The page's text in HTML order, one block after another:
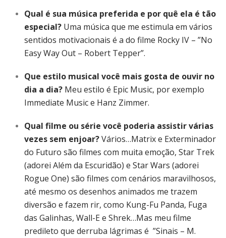
Qual é sua música preferida e por quê ela é tão
especial? Uma música que me estimula em vários
sentidos motivacionais é a do filme Rocky IV – ”No
Easy Way Out – Robert Tepper”.
Que estilo musical você mais gosta de ouvir no
dia a dia? Meu estilo é Epic Music, por exemplo
Immediate Music e Hanz Zimmer.
Qual filme ou série você poderia assistir várias
vezes sem enjoar?Vários…Matrix e Exterminador
do Futuro são filmes com muita emoção, Star Trek
(adorei Além da Escuridão) e Star Wars (adorei
Rogue One) são filmes com cenários maravilhosos,
até mesmo os desenhos animados me trazem
diversão e fazem rir, como Kung-Fu Panda, Fuga
das Galinhas, Wall-E e Shrek…Mas meu filme
predileto que derruba lágrimas é ”Sinais – M.